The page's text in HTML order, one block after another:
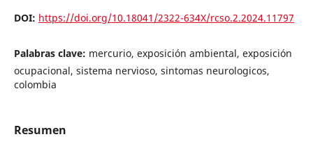
DOI: https://doi.org/10.18041/2322-634X/rcso.2.2024.11797
Palabras clave: mercurio, exposición ambiental, exposición
ocupacional, sistema nervioso, sintomas neurologicos,
colombia
Resumen